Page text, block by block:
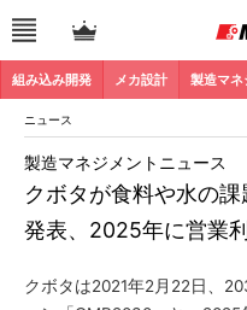
組み込み開発 メカ設計 製造マネ
ニュース
クボタが食料や水の
発表、2025年に営業
製造マネジメントニュース
クボタは2021年2月22日、